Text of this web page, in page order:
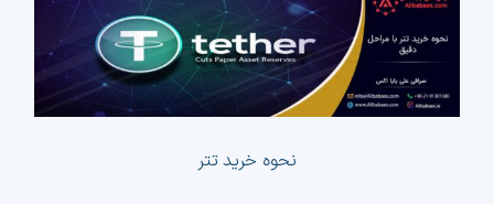
نحوه خرید تتر